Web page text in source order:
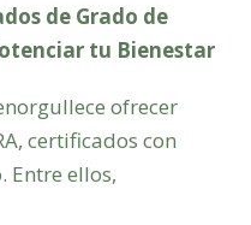
de Grado de
tu Bienestar
ofrecer
certificados con
Entre ellos,